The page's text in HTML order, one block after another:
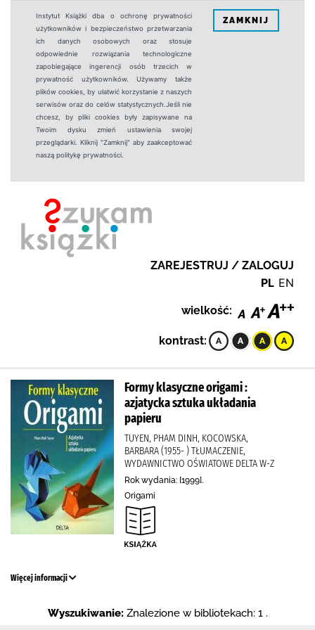
Instytut Książki dba o ochronę prywatności
użytkowników i bezpieczeństwo przetwarzania
ich danych osobowych oraz stosuje
odpowiednie rozwiązania technologiczne
zapobiegające ingerencji osób trzecich w
prywatność użytkowników. Używamy także
plików cookies, by ułatwić korzystanie z naszych
serwisów oraz do celów statystycznych.Jeśli nie
chcesz, by pliki cookies były zapisywane na
Twoim dysku zmień ustawienia swojej
przeglądarki. Kliknij "Zamknij" aby zaakceptować
naszą politykę prywatności.
ZAMKNIJ
ZAREJESTRUJ / ZALOGUJ
PL EN
wielkość:
kontrast:
Formy klasyczne origami :
azjatycka sztuka układania
papieru
TUYEN, PHAM DINH, KOCOWSKA,
BARBARA (1955- ) TŁUMACZENIE,
WYDAWNICTWO OŚWIATOWE DELTA W-Z
Rok wydania: [1999].
Origami
Więcej informacji
Wyszukiwanie: Znalezione w bibliotekach: 1 .